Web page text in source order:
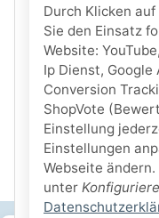
Durch Klicken
Sie den Einsatz
Website:
Ip Dienst, Google
Conversion
ShopVote
Einstellung
Einstellungen
Webseite
unter